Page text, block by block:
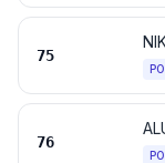
75
76